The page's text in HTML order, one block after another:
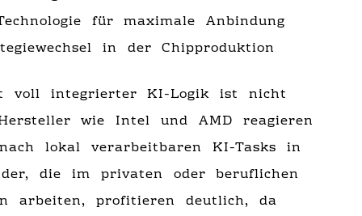
für maximale Anbindung
in der Chipproduktion
voll integrierter KI-Logik ist nicht
wie Intel und AMD reagieren
lokal verarbeitbaren KI-Tasks in
die im privaten oder beruflichen
arbeiten, profitieren deutlich, da